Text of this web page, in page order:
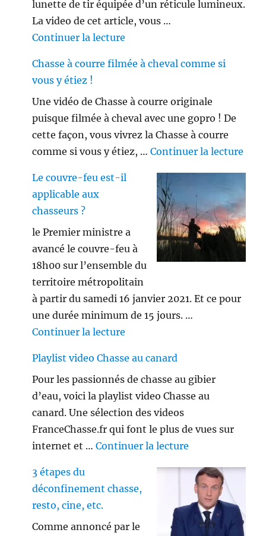
lunette de tir équipée d’un réticule lumineux.
La video de cet article, vous …
Continuer la lecture
Chasse à courre filmée à cheval comme si
vous y étiez !
Une vidéo de Chasse à courre originale
puisque filmée à cheval avec une gopro ! De
cette façon, vous vivrez la Chasse à courre
comme si vous y étiez, …Continuer la lecture
Le couvre-feu est-il
applicable aux
chasseurs ?
le Premier ministre a
avancé le couvre-feu à
18h00 sur l’ensemble du
territoire métropolitain
à partir du samedi 16 janvier 2021. Et ce pour
une durée minimum de 15 jours. …
Continuer la lecture
Playlist video Chasse au canard
Pour les passionnés de chasse au gibier
d’eau, voici la playlist video Chasse au
canard. Une sélection des videos
FranceChasse.fr qui font le plus de vues sur
internet et …Continuer la lecture
3 étapes du
déconfinement chasse,
resto, cine, etc.
Comme annoncé par le